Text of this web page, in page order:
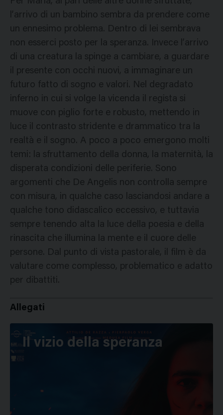
l’arrivo di un bambino sembra da prendere come
un ennesimo problema. Dentro di lei sembrava
non esserci posto per la speranza. Invece l’arrivo
di una creatura la spinge a cambiare, a guardare
il presente con occhi nuovi, a immaginare un
futuro fatto di sogno e valori. Nel degradato
inferno in cui si volge la vicenda il regista si
muove con piglio forte e robusto, mettendo in
luce il contrasto stridente e drammatico tra la
realtà e il sogno. A poco a poco emergono molti
temi: la sfruttamento della donna, la maternità, la
disperata condizioni delle periferie. Sono
argomenti che De Angelis non controlla sempre
con misura, in qualche caso lasciandosi andare a
qualche tono didascalico eccessivo, e tuttavia
sempre tenendo alta la luce della poesia e della
rinascita che illumina la mente e il cuore delle
persone. Dal punto di vista pastorale, il film è da
valutare come complesso, problematico e adatto
per dibattiti.
Allegati
Il vizio della speranza